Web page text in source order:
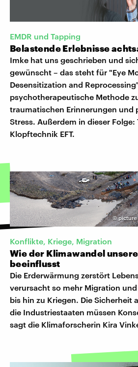
EMDR und Tapping
Belastende Erlebnisse
Imke hat uns geschrieben und
gewünscht – das steht für "Eye
Desensitization and
psychotherapeutische Methode
traumatischen Erinnerungen und
Stress. Außerdem in dieser Folge:
Klopftechnik EFT.
©picture
Konflikte, Kriege, Migration
Wie der Klimawandel
beeinflusst
Die Erderwärmung zerstört
verursacht so mehr Migration
bis hin zu Kriegen. Die Sicherheit
die Industriestaaten müssen
sagt die Klimaforscherin Kira